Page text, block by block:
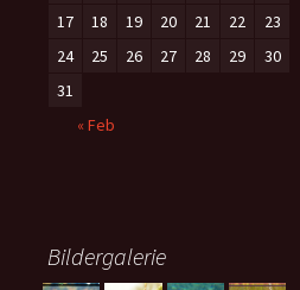
17
18 19 20 21 22
23
24
25 26 27 28 29
30
31
« Feb
Bildergalerie